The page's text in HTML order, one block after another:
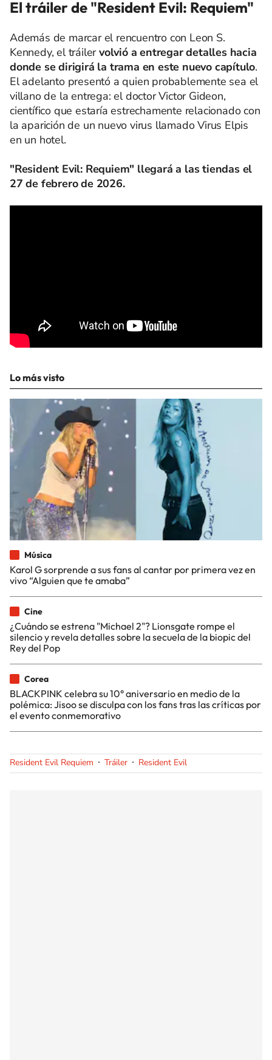
El tráiler de "Resident Evil: Requiem"
Además de marcar el rencuentro con Leon S.
Kennedy, el tráilervolvió a entregar detalles hacia
donde se dirigirá la trama en este nuevo capítulo.
El adelanto presentó a quien probablemente sea el
villano de la entrega: el doctor Victor Gideon,
científico que estaría estrechamente relacionado con
la aparición de un nuevo virus llamado Virus Elpis
en un hotel.
"Resident Evil: Requiem" llegará a las tiendas el
27 de febrero de 2026.
Lo más visto
Música
Karol G sorprende a sus fans al cantar por primera vez en
vivo “Alguien que te amaba”
Cine
¿Cuándo se estrena "Michael 2"? Lionsgate rompe el
silencio y revela detalles sobre la secuela de la biopic del
Rey del Pop
Corea
BLACKPINK celebra su 10° aniversario en medio de la
polémica: Jisoo se disculpa con los fans tras las críticas por
el evento conmemorativo
Resident Evil Requiem Tráiler Resident Evil